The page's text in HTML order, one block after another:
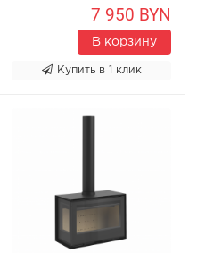
7 950 BYN
В корзину
Купить в 1 клик